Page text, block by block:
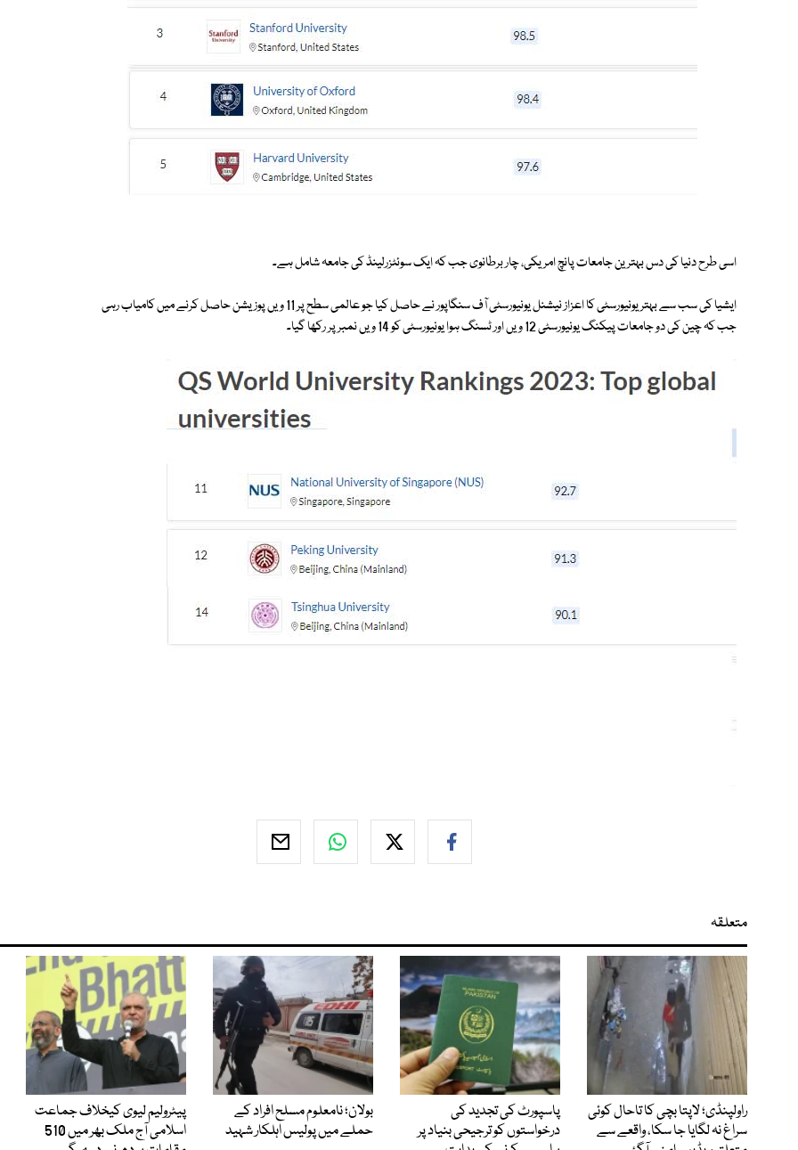
اسی طرح دنیا کی دس بہترین جامعات پانچ امریکی، چار برطانوی جب کہ ایک سوئٹزرلینڈ کی جامعہ شامل ہے۔
ایشیا کی سب سے بہتر یونیورسٹی کا اعزاز نیشنل یونیورسٹی آف سنگاپور نے حاصل کیا جو عالمی سطح پر 11 ویں پوزیشن حاصل کرنے میں کامیاب رہی
جب کہ چین کی دو جامعات پیکنگ یونیورسٹی 12 ویں اور ٹسنگ ہوا یونیورسٹی کو 14 ویں نمبر پر رکھا گیا۔
متعلقہ
راولپنڈی؛ لاپتا بچی کا تاحال کوئی
سراغ نہ لگایا جا سکا، واقعے سے
پاسپورٹ کی تجدید کی
درخواستوں کو ترجیحی بنیاد پر
بولان؛ نامعلوم مسلح افراد کے
حملے میں پولیس اہلکار شہید
پیٹرولیم لیوی کیخلاف جماعت
اسلامی آج ملک بھر میں 510